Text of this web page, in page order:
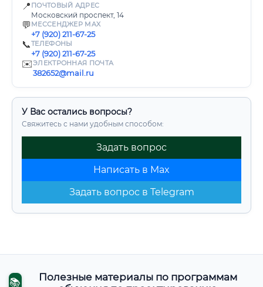
📍 ПОЧТОВЫЙ АДРЕС
Московский проспект, 14
💬 МЕССЕНДЖЕР MAX
+7 (920) 211-67-25
📞ТЕЛЕФОНЫ
+7 (920) 211-67-25
✉️ЭЛЕКТРОННАЯ ПОЧТА
382652@mail.ru
У Вас остались вопросы?
Свяжитесь с нами удобным способом:
Задать вопрос
Написать в Max
Задать вопрос в Telegram
📚
Полезные материалы по программам